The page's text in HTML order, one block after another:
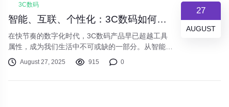
27
AUGUST
3C数码
智能、互联、个性化：3C数码如何重新定义现代生活
在快节奏的数字化时代，3C数码产品早已超越工具
属性，成为我们生活中不可或缺的一部分。从智能手
机到无线耳机，从智能手表到折叠屏设备，技术的迭
代不仅改变了我们的使用习惯，更重塑了生活方式。
August 27, 2025 915 0